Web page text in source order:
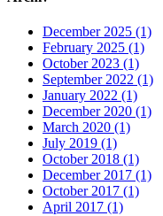
December 2025 (1)
February 2025 (1)
October 2023 (1)
September 2022 (1)
January 2022 (1)
December 2020 (1)
March 2020 (1)
July 2019 (1)
October 2018 (1)
December 2017 (1)
October 2017 (1)
April 2017 (1)